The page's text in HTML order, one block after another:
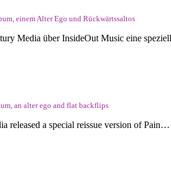
einem Alter Ego und Rückwärtssaltos
Media über InsideOut Music eine
an alter ego and flat backflips
released a special reissue version of Pain…